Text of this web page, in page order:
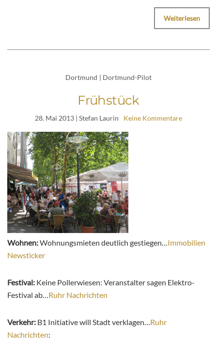
Weiterlesen
Dortmund Dortmund-Pilot
Frühstück
28. Mai 2013 | Stefan Laurin Keine Kommentare
Wohnen:Wohnungsmieten deutlich gestiegen…Immobilien
Newsticker
Festival: Keine Pollerwiesen: Veranstalter sagen Elektro-
Festival ab…Ruhr Nachrichten
Verkehr: B1 Initiative will Stadt verklagen…Ruhr
Nachrichten: